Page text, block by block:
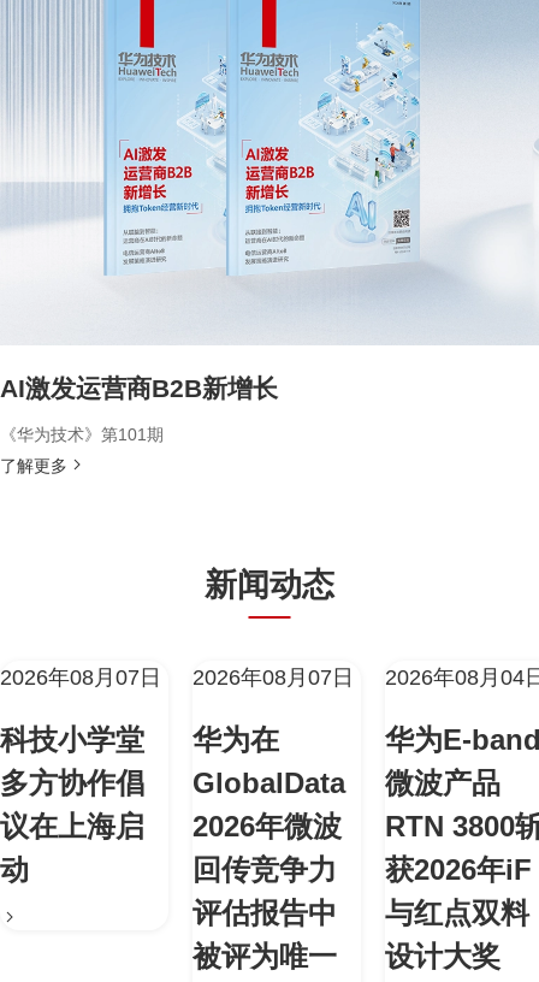
AI激发运营商B2B新增长
《华为技术》第101期
了解更多
新闻动态
2026年08月07日
科技小学堂
多方协作倡
议在上海启
动
2026年08月07日
华为在
GlobalData
2026年微波
回传竞争力
评估报告中
被评为唯一
2026年08月04
华为E-
微波产品
RTN 3800
获2026年iF
与红点双料
设计大奖